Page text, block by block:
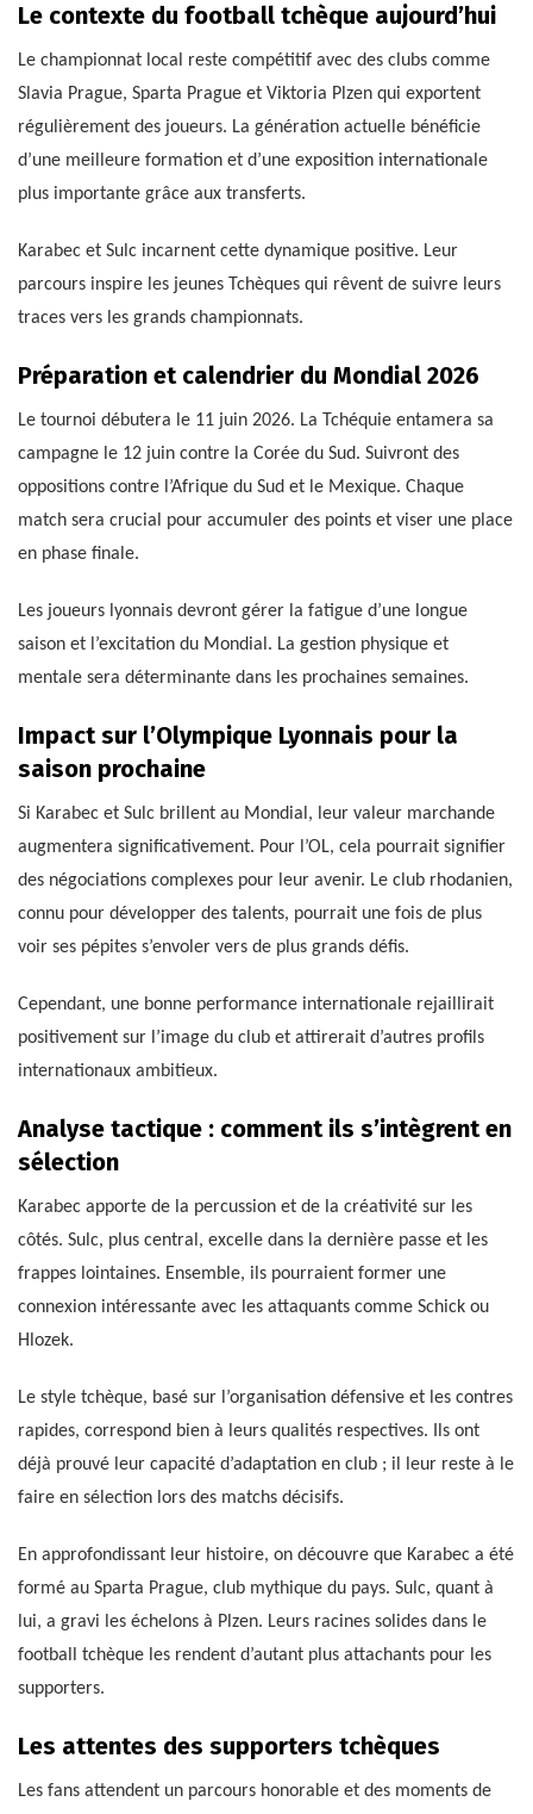
Le contexte du football tchèque aujourd’hui
Le championnat local reste compétitif avec des clubs comme
Slavia Prague, Sparta Prague et Viktoria Plzen qui exportent
régulièrement des joueurs. La génération actuelle bénéficie
d’une meilleure formation et d’une exposition internationale
plus importante grâce aux transferts.
Karabec et Sulc incarnent cette dynamique positive. Leur
parcours inspire les jeunes Tchèques qui rêvent de suivre leurs
traces vers les grands championnats.
Préparation et calendrier du Mondial 2026
Le tournoi débutera le 11 juin 2026. La Tchéquie entamera sa
campagne le 12 juin contre la Corée du Sud. Suivront des
oppositions contre l’Afrique du Sud et le Mexique. Chaque
match sera crucial pour accumuler des points et viser une place
en phase finale.
Les joueurs lyonnais devront gérer la fatigue d’une longue
saison et l’excitation du Mondial. La gestion physique et
mentale sera déterminante dans les prochaines semaines.
Impact sur l’Olympique Lyonnais pour la
saison prochaine
Si Karabec et Sulc brillent au Mondial, leur valeur marchande
augmentera significativement. Pour l’OL, cela pourrait signifier
des négociations complexes pour leur avenir. Le club rhodanien,
connu pour développer des talents, pourrait une fois de plus
voir ses pépites s’envoler vers de plus grands défis.
Cependant, une bonne performance internationale rejaillirait
positivement sur l’image du club et attirerait d’autres profils
internationaux ambitieux.
Analyse tactique : comment ils s’intègrent en
sélection
Karabec apporte de la percussion et de la créativité sur les
côtés. Sulc, plus central, excelle dans la dernière passe et les
frappes lointaines. Ensemble, ils pourraient former une
connexion intéressante avec les attaquants comme Schick ou
Hlozek.
Le style tchèque, basé sur l’organisation défensive et les contres
rapides, correspond bien à leurs qualités respectives. Ils ont
déjà prouvé leur capacité d’adaptation en club ; il leur reste à le
faire en sélection lors des matchs décisifs.
En approfondissant leur histoire, on découvre que Karabec a été
formé au Sparta Prague, club mythique du pays. Sulc, quant à
lui, a gravi les échelons à Plzen. Leurs racines solides dans le
football tchèque les rendent d’autant plus attachants pour les
supporters.
Les attentes des supporters tchèques
Les fans attendent un parcours honorable et des moments de